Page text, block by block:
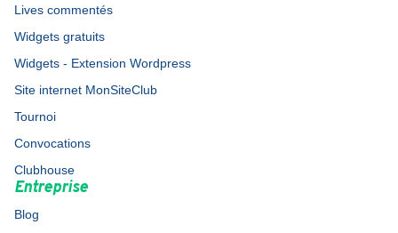
Lives commentés
Widgets gratuits
Widgets - Extension Wordpress
Site internet MonSiteClub
Tournoi
Convocations
Clubhouse
Entreprise
Blog